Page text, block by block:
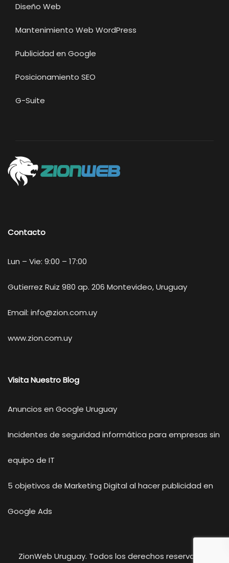
Diseño Web
Mantenimiento Web WordPress
Publicidad en Google
Posicionamiento SEO
G-Suite
Contacto
Lun – Vie: 9:00 – 17:00
Gutierrez Ruiz 980 ap. 206 Montevideo, Uruguay
Email: info@zion.com.uy
www.zion.com.uy
Visita Nuestro Blog
Anuncios en Google Uruguay
Incidentes de seguridad informática para empresas sin
equipo de IT
5 objetivos de Marketing Digital al hacer publicidad en
Google Ads
ZionWeb Uruguay. Todos los derechos reservados.